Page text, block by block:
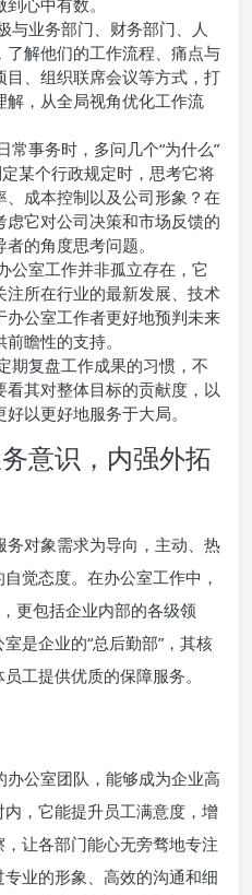
心中有数。
与业务部门、财务部门、人
了解他们的工作流程、痛点与
目、组织联席会议等方式，打
，从全局视角优化工作流
常事务时，多问几个“为什么”
某个行政规定时，思考它将
成本控制以及公司形象？在
它对公司决策和市场反馈的
的角度思考问题。
公室工作并非孤立存在，它
所在行业的最新发展、技术
公室工作者更好地预判未来
瞻性的支持。
期复盘工作成果的习惯，不
其对整体目标的贡献度，以
以更好地服务于大局。
意识，内强外拓
务对象需求为导向，主动、热
觉态度。在办公室工作中，
更包括企业内部的各级领
是企业的“总后勤部”，其核
工提供优质的保障服务。
公室团队，能够成为企业高
，它能提升员工满意度，增
让各部门能心无旁骛地专注
业的形象、高效的沟通和细